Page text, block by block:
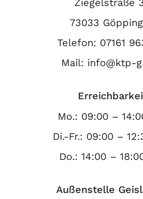
Ziegelstraße
73033
Telefon: 07161
Mail: info@ktp-
Mo.: 09:00 –
Di.-Fr.: 09:00 –
Do.: 14:00 –
Außenstelle